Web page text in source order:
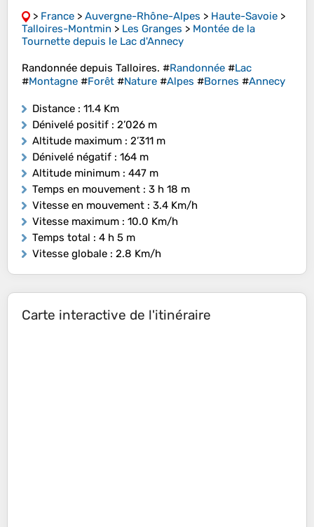
> France > Auvergne-Rhône-Alpes > Haute-Savoie >
Talloires-Montmin > Les Granges > Montée de la
Tournette depuis le Lac d'Annecy
Randonnée depuis Talloires. #Randonnée #Lac
#Montagne #Forêt #Nature #Alpes #Bornes #Annecy
Distance : 11.4 Km
Dénivelé positif : 2’026 m
Altitude maximum : 2’311 m
Dénivelé négatif : 164 m
Altitude minimum : 447 m
Temps en mouvement : 3 h 18 m
Vitesse en mouvement : 3.4 Km/h
Vitesse maximum : 10.0 Km/h
Temps total : 4 h 5 m
Vitesse globale : 2.8 Km/h
Carte interactive de l'itinéraire